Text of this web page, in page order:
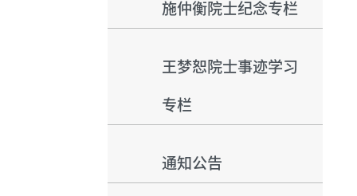
施仲衡院士纪念专栏
王梦恕院士事迹学习
专栏
通知公告